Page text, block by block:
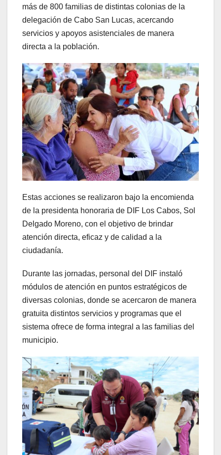
más de 800 familias de distintas colonias de la
delegación de Cabo San Lucas, acercando
servicios y apoyos asistenciales de manera
directa a la población.
Estas acciones se realizaron bajo la encomienda
de la presidenta honoraria de DIF Los Cabos, Sol
Delgado Moreno, con el objetivo de brindar
atención directa, eficaz y de calidad a la
ciudadanía.
Durante las jornadas, personal del DIF instaló
módulos de atención en puntos estratégicos de
diversas colonias, donde se acercaron de manera
gratuita distintos servicios y programas que el
sistema ofrece de forma integral a las familias del
municipio.